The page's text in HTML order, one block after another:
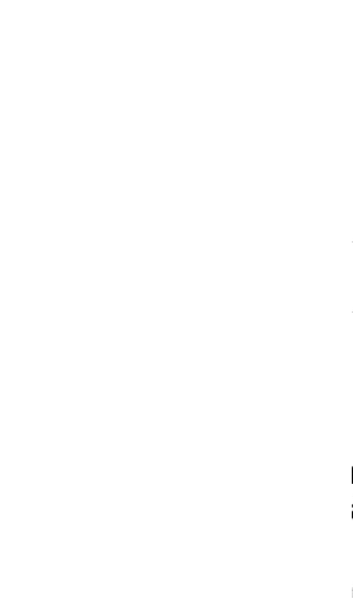
Un terremoto de
se hace sentir en